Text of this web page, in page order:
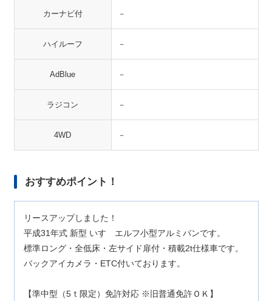
カーナビ付 －
ハイルーフ －
AdBlue －
ラジコン －
4WD －
おすすめポイント！
リースアップしました！
平成31年式 新型 いすゞエルフ小型アルミバンです。
標準ロング・全低床・左サイド扉付・積載2t仕様車です。
バックアイカメラ・ETC付いております。
【準中型（5ｔ限定）免許対応 ※旧普通免許ＯＫ】